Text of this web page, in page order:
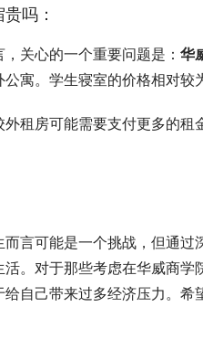
吗：
关心的一个重要问题是： 华
寓。学生寝室的价格相对较
租房可能需要支付更多的
言可能是一个挑战，但通
。对于那些考虑在华威商
自己带来过多经济压力。